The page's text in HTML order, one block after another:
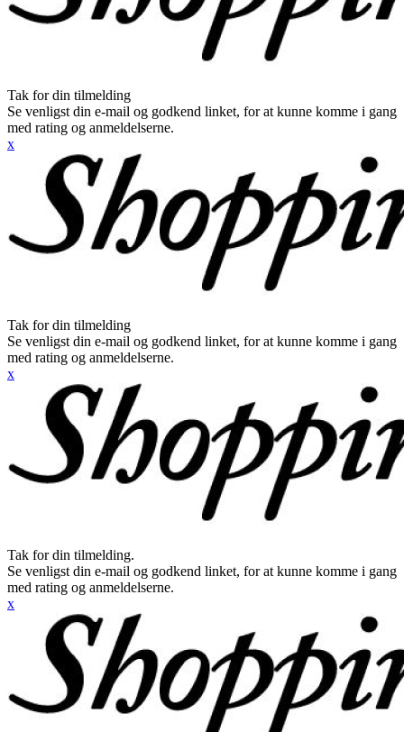
Tak for din tilmelding
Se venligst din e-mail og godkend linket, for at kunne komme i gang
med rating og anmeldelserne.
x
Tak for din tilmelding
Se venligst din e-mail og godkend linket, for at kunne komme i gang
med rating og anmeldelserne.
x
Tak for din tilmelding.
Se venligst din e-mail og godkend linket, for at kunne komme i gang
med rating og anmeldelserne.
x